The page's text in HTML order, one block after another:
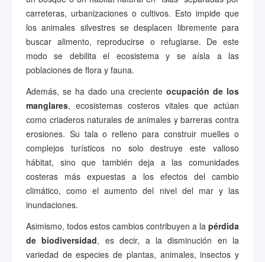
carreteras, urbanizaciones o cultivos. Esto impide que
los animales silvestres se desplacen libremente para
buscar alimento, reproducirse o refugiarse. De este
modo se debilita el ecosistema y se aísla a las
poblaciones de flora y fauna.
Además, se ha dado una creciente ocupación de los
manglares, ecosistemas costeros vitales que actúan
como criaderos naturales de animales y barreras contra
erosiones. Su tala o relleno para construir muelles o
complejos turísticos no solo destruye este valioso
hábitat, sino que también deja a las comunidades
costeras más expuestas a los efectos del cambio
climático, como el aumento del nivel del mar y las
inundaciones.
Asimismo, todos estos cambios contribuyen a la pérdida
de biodiversidad, es decir, a la disminución en la
variedad de especies de plantas, animales, insectos y